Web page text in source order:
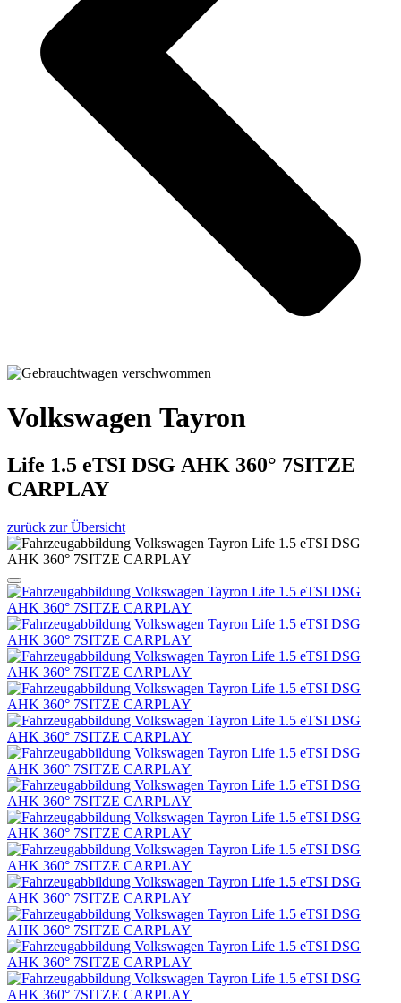
Volkswagen Tayron
Life 1.5 eTSI DSG AHK 360° 7SITZE
CARPLAY
zurück zur Übersicht